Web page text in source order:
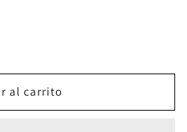
al carrito